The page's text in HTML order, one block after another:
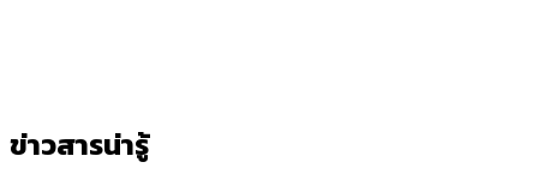
ข่าวสารน่ารู้